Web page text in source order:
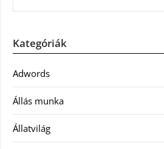
Kategóriák
Adwords
Állás munka
Állatvilág